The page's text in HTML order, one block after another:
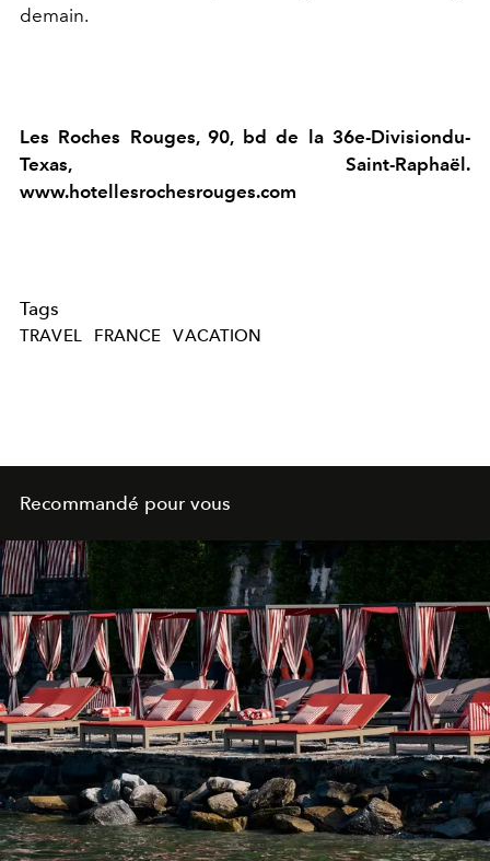
demain.
Les Roches Rouges, 90, bd de la 36e-Divisiondu-
Texas, Saint-Raphaël.
www.hotellesrochesrouges.com
Tags
TRAVEL FRANCE VACATION
Recommandé pour vous